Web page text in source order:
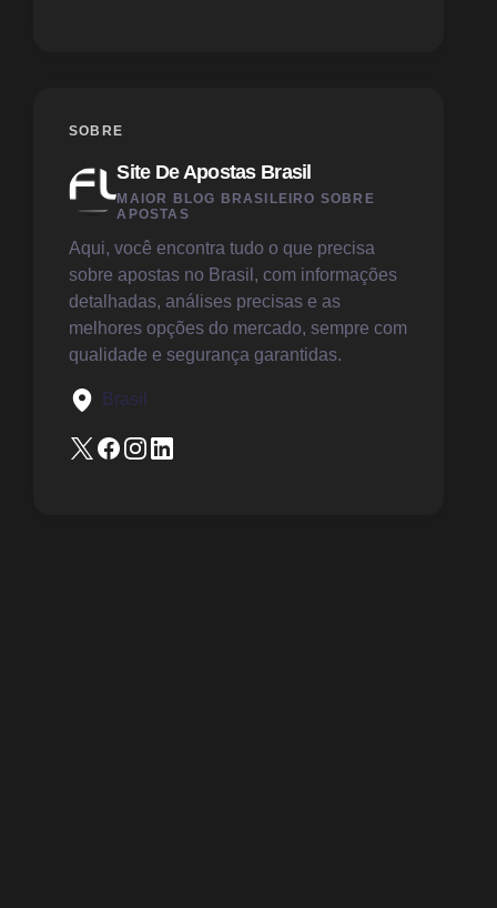
SOBRE
Site De Apostas Brasil
MAIOR BLOG BRASILEIRO SOBRE
APOSTAS
Aqui, você encontra tudo o que precisa
sobre apostas no Brasil, com informações
detalhadas, análises precisas e as
melhores opções do mercado, sempre com
qualidade e segurança garantidas.
Brasil